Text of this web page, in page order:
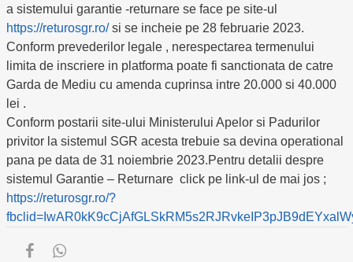
a sistemului garantie -returnare se face pe site-ul
https://returosgr.ro/si se incheie pe 28 februarie 2023.
Conform prevederilor legale , nerespectarea termenului
limita de inscriere in platforma poate fi sanctionata de catre
Garda de Mediu cu amenda cuprinsa intre 20.000 si 40.000
lei .
Conform postarii site-ului Ministerului Apelor si Padurilor
privitor la sistemul SGR acesta trebuie sa devina operational
pana pe data de 31 noiembrie 2023.Pentru detalii despre
sistemul Garantie – Returnare click pe link-ul de mai jos ;
https://returosgr.ro/?